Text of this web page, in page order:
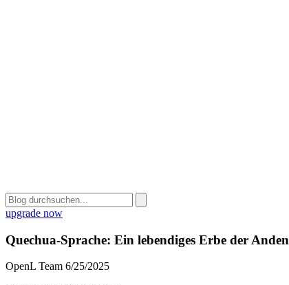
upgrade now
Quechua-Sprache: Ein lebendiges Erbe der Anden
OpenL Team 6/25/2025